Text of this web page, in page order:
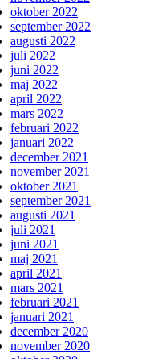
oktober 2022
september 2022
augusti 2022
juli 2022
juni 2022
maj 2022
april 2022
mars 2022
februari 2022
januari 2022
december 2021
november 2021
oktober 2021
september 2021
augusti 2021
juli 2021
juni 2021
maj 2021
april 2021
mars 2021
februari 2021
januari 2021
december 2020
november 2020